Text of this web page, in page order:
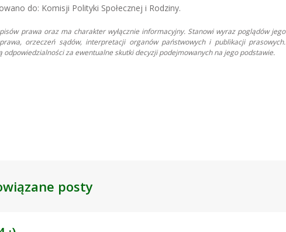
do: Komisji Polityki Społecznej i Rodziny.
prawa oraz ma charakter wyłącznie informacyjny. Stanowi wyraz poglądów jego
orzeczeń sądów, interpretacji organów państwowych i publikacji prasowych.
za ewentualne skutki decyzji podejmowanych na jego podstawie.
posty